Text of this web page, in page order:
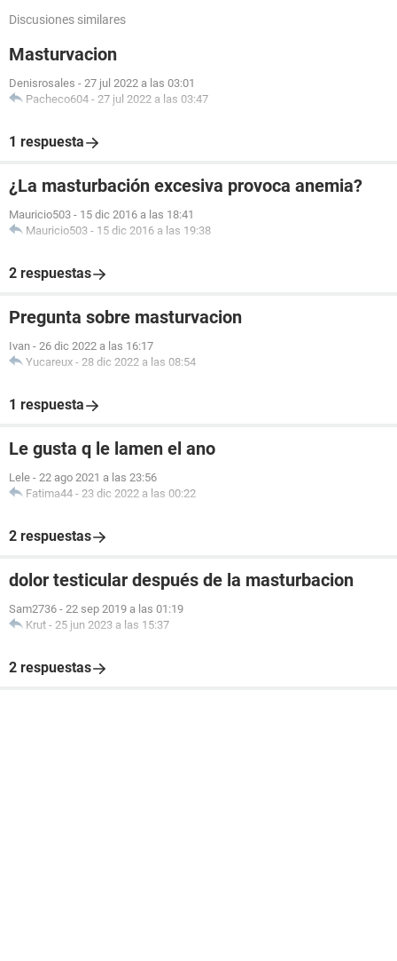
Discusiones similares
Masturvacion
Denisrosales - 27 jul 2022 a las 03:01
Pacheco604 - 27 jul 2022 a las 03:47
1 respuesta
¿La masturbación excesiva provoca anemia?
Mauricio503 - 15 dic 2016 a las 18:41
Mauricio503 - 15 dic 2016 a las 19:38
2 respuestas
Pregunta sobre masturvacion
Ivan - 26 dic 2022 a las 16:17
Yucareux - 28 dic 2022 a las 08:54
1 respuesta
Le gusta q le lamen el ano
Lele - 22 ago 2021 a las 23:56
Fatima44 - 23 dic 2022 a las 00:22
2 respuestas
dolor testicular después de la masturbacion
Sam2736 - 22 sep 2019 a las 01:19
Krut - 25 jun 2023 a las 15:37
2 respuestas